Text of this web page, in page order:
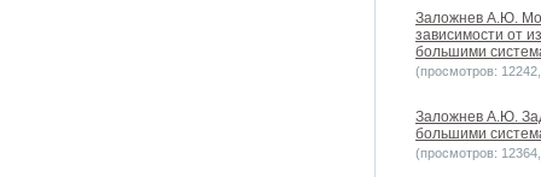
Заложнев А.Ю.
зависимости от
большими
(просмотров:
Заложнев А.Ю.
большими
(просмотров: